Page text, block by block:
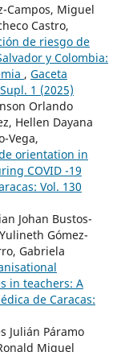
Campos, Miguel
Castro,
de riesgo de
y Colombia:
, Gaceta
1 (2025)
Orlando
Hellen Dayana
Vega,
orientation in
COVID -19
Vol. 130
Johan Bustos-
Gómez-
Gabriela
in teachers: A
de Caracas:
Julián Páramo
Miguel